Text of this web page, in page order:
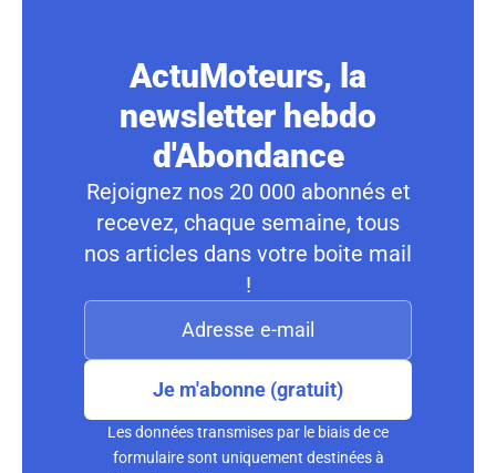
ActuMoteurs, la
newsletter hebdo
d'Abondance
Rejoignez nos 20 000 abonnés et
recevez, chaque semaine, tous
nos articles dans votre boite mail
!
Je m'abonne (gratuit)
Les données transmises par le biais de ce
formulaire sont uniquement destinées à